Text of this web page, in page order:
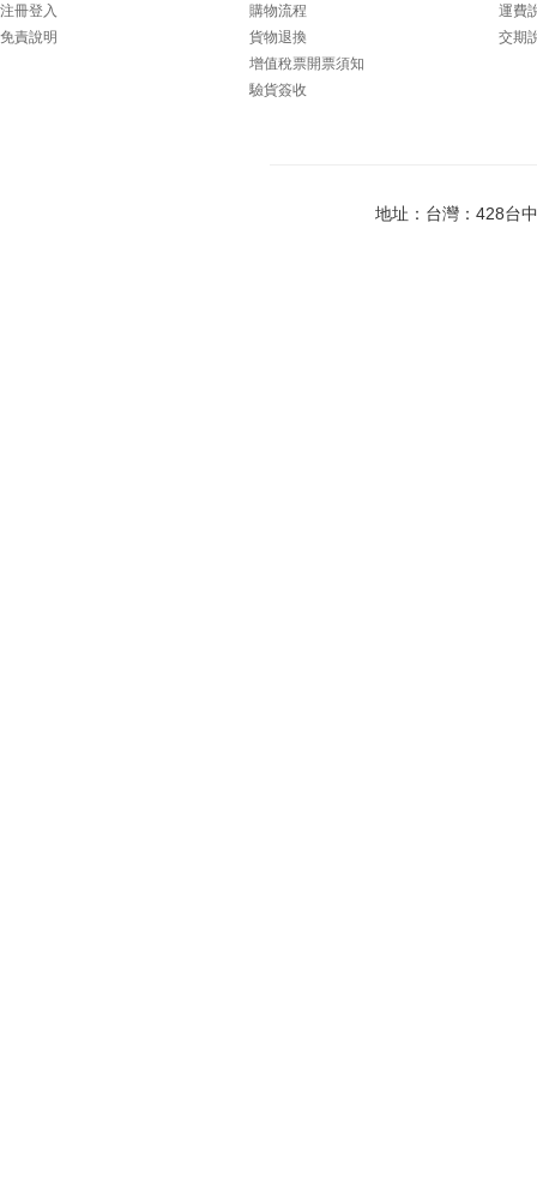
注冊登入
免責說明
購物流程
貨物退換
增值稅票開票須知
驗貨簽收
運費
交期
地址：台灣：428台